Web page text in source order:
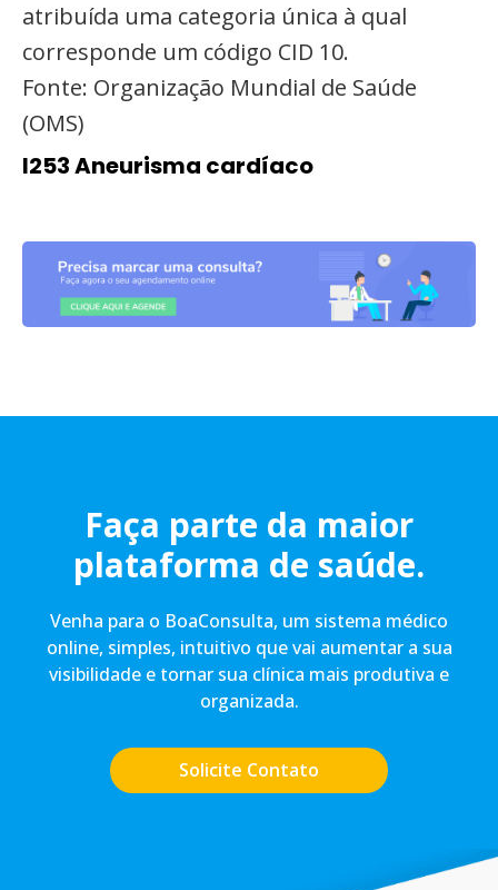
atribuída uma categoria única à qual
corresponde um código CID 10.
Fonte: Organização Mundial de Saúde
(OMS)
I253 Aneurisma cardíaco
Faça parte da maior
plataforma de saúde.
Venha para o BoaConsulta, um sistema médico
online, simples, intuitivo que vai aumentar a sua
visibilidade e tornar sua clínica mais produtiva e
organizada.
Solicite Contato